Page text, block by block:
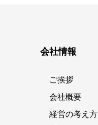
会社情報
ご挨拶
会社概要
経営の考え方